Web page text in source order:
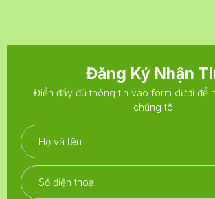
Đăng Ký Nhận
Điền đầy đủ thông tin vào form dưới để
chúng tôi